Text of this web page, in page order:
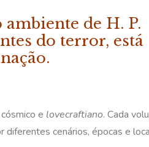
de H. P.
do terror, está
e lovecraftiano. Cada
cenários, épocas e